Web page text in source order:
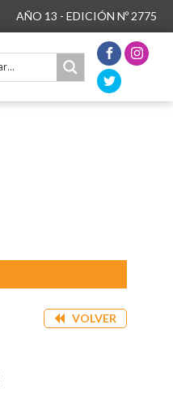
AÑO 13 - EDICIÓN Nº 2775
VOLVER